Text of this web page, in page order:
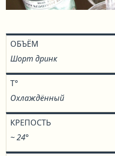
ОБЪЁМ
Шорт дринк
T°
Охлаждённый
КРЕПОСТЬ
~ 24°